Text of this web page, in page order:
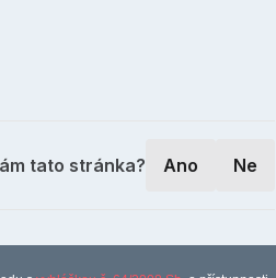
tato stránka? Ano Ne